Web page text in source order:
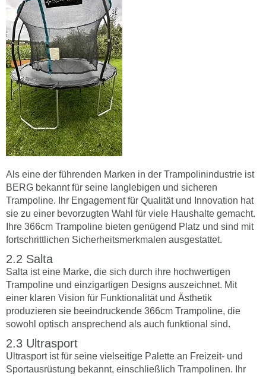
Als eine der führenden Marken in der Trampolinindustrie ist
BERG bekannt für seine langlebigen und sicheren
Trampoline. Ihr Engagement für Qualität und Innovation hat
sie zu einer bevorzugten Wahl für viele Haushalte gemacht.
Ihre 366cm Trampoline bieten genügend Platz und sind mit
fortschrittlichen Sicherheitsmerkmalen ausgestattet.
Salta
Salta ist eine Marke, die sich durch ihre hochwertigen
Trampoline und einzigartigen Designs auszeichnet. Mit
einer klaren Vision für Funktionalität und Ästhetik
produzieren sie beeindruckende 366cm Trampoline, die
sowohl optisch ansprechend als auch funktional sind.
Ultrasport
Ultrasport ist für seine vielseitige Palette an Freizeit- und
Sportausrüstung bekannt, einschließlich Trampolinen. Ihr